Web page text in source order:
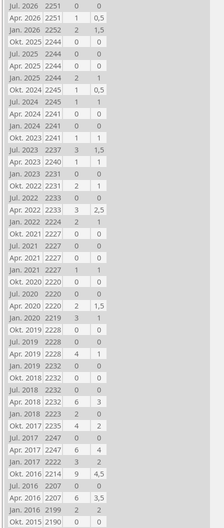
Jul. 2026
2251 0
0
Apr. 2026 2251 1
0,5
Jan. 2026 2252 2
1,5
Okt. 2025 2244 0
0
Jul. 2025
2244 0
0
Apr. 2025 2244 0
0
Jan. 2025 2244 2
1
Okt. 2024 2245 1
0,5
Jul. 2024
2245 1
1
Apr. 2024 2241 0
0
Jan. 2024 2241 0
0
Okt. 2023 2241 1
1
Jul. 2023
2237 3
1,5
Apr. 2023 2240 1
1
Jan. 2023 2231 0
0
Okt. 2022 2231 2
1
Jul. 2022
2233 0
0
Apr. 2022 2233 3
2,5
Jan. 2022 2224 2
1
Okt. 2021 2227 0
0
Jul. 2021
2227 0
0
Apr. 2021 2227 0
0
Jan. 2021 2227 1
1
Okt. 2020 2220 0
0
Jul. 2020
2220 0
0
Apr. 2020 2220 2
1,5
Jan. 2020 2219 3
1
Okt. 2019 2228 0
0
Jul. 2019
2228 0
0
Apr. 2019 2228 4
1
Jan. 2019 2232 0
0
Okt. 2018 2232 0
0
Jul. 2018
2232 0
0
Apr. 2018 2232 6
3
Jan. 2018 2223 2
0
Okt. 2017 2235 4
2
Jul. 2017
2247 0
0
Apr. 2017 2247 6
4
Jan. 2017 2222 3
2
Okt. 2016 2214 9
4,5
Jul. 2016
2207 0
0
Apr. 2016 2207 6
3,5
Jan. 2016 2199 2
2
Okt. 2015 2190 0
0